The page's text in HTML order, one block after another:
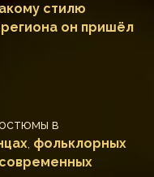
стилю
он пришёл
в
, фольклорных
современных